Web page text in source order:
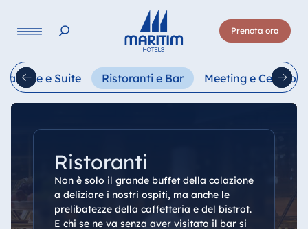
Prenota ora
English Français
Camere e Suite Ristoranti e Bar Meeting e
Ristoranti
Non è solo il grande buffet della colazione
a deliziare i nostri ospiti, ma anche le
prelibatezze della caffetteria e del bistrot.
E chi se ne va senza aver visitato il bar si